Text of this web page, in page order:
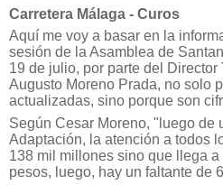
Carretera Málaga - Curos
Aquí me voy a basar en la
sesión de la Asamblea de
19 de julio, por parte del
Augusto Moreno Prada, no solo
actualizadas, sino porque son
Según Cesar Moreno, "luego de
Adaptación, la atención a todos
138 mil millones sino que llega
pesos, luego, hay un faltante de